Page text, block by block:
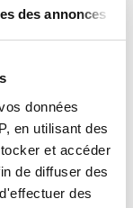
des annonces
données
en utilisant des
et accéder
de diffuser des
des
. Et il est
internet car ils
et les avis